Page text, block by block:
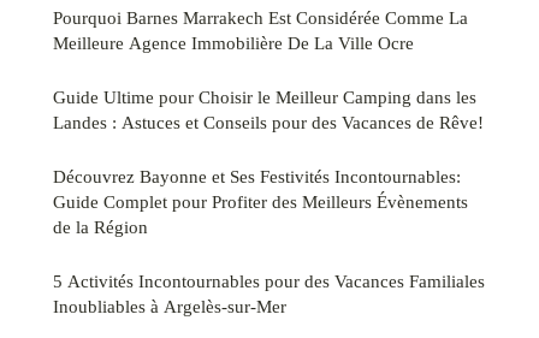
Pourquoi Barnes Marrakech Est Considérée Comme La
Meilleure Agence Immobilière De La Ville Ocre
Guide Ultime pour Choisir le Meilleur Camping dans les
Landes : Astuces et Conseils pour des Vacances de Rêve!
Découvrez Bayonne et Ses Festivités Incontournables:
Guide Complet pour Profiter des Meilleurs Évènements
de la Région
5 Activités Incontournables pour des Vacances Familiales
Inoubliables à Argelès-sur-Mer